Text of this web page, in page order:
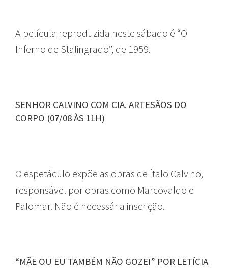
A película reproduzida neste sábado é “O
Inferno de Stalingrado”, de 1959.
SENHOR CALVINO COM CIA. ARTESÃOS DO
CORPO (07/08 ÀS 11H)
O espetáculo expõe as obras de Ítalo Calvino,
responsável por obras como Marcovaldo e
Palomar. Não é necessária inscrição.
“MÃE OU EU TAMBÉM NÃO GOZEI” POR LETÍCIA